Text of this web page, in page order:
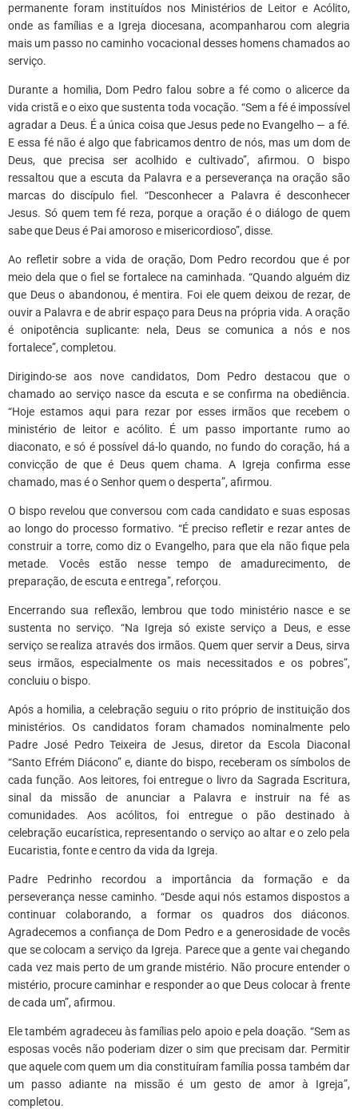
permanente foram instituídos nos Ministérios de Leitor e Acólito,
onde as famílias e a Igreja diocesana, acompanharou com alegria
mais um passo no caminho vocacional desses homens chamados ao
serviço.
Durante a homilia, Dom Pedro falou sobre a fé como o alicerce da
vida cristã e o eixo que sustenta toda vocação. “Sem a fé é impossível
agradar a Deus. É a única coisa que Jesus pede no Evangelho — a fé.
E essa fé não é algo que fabricamos dentro de nós, mas um dom de
Deus, que precisa ser acolhido e cultivado”, afirmou. O bispo
ressaltou que a escuta da Palavra e a perseverança na oração são
marcas do discípulo fiel. “Desconhecer a Palavra é desconhecer
Jesus. Só quem tem fé reza, porque a oração é o diálogo de quem
sabe que Deus é Pai amoroso e misericordioso”, disse.
Ao refletir sobre a vida de oração, Dom Pedro recordou que é por
meio dela que o fiel se fortalece na caminhada. “Quando alguém diz
que Deus o abandonou, é mentira. Foi ele quem deixou de rezar, de
ouvir a Palavra e de abrir espaço para Deus na própria vida. A oração
é onipotência suplicante: nela, Deus se comunica a nós e nos
fortalece”, completou.
Dirigindo-se aos nove candidatos, Dom Pedro destacou que o
chamado ao serviço nasce da escuta e se confirma na obediência.
“Hoje estamos aqui para rezar por esses irmãos que recebem o
ministério de leitor e acólito. É um passo importante rumo ao
diaconato, e só é possível dá-lo quando, no fundo do coração, há a
convicção de que é Deus quem chama. A Igreja confirma esse
chamado, mas é o Senhor quem o desperta”, afirmou.
O bispo revelou que conversou com cada candidato e suas esposas
ao longo do processo formativo. “É preciso refletir e rezar antes de
construir a torre, como diz o Evangelho, para que ela não fique pela
metade. Vocês estão nesse tempo de amadurecimento, de
preparação, de escuta e entrega”, reforçou.
Encerrando sua reflexão, lembrou que todo ministério nasce e se
sustenta no serviço. “Na Igreja só existe serviço a Deus, e esse
serviço se realiza através dos irmãos. Quem quer servir a Deus, sirva
seus irmãos, especialmente os mais necessitados e os pobres”,
concluiu o bispo.
Após a homilia, a celebração seguiu o rito próprio de instituição dos
ministérios. Os candidatos foram chamados nominalmente pelo
Padre José Pedro Teixeira de Jesus, diretor da Escola Diaconal
“Santo Efrém Diácono” e, diante do bispo, receberam os símbolos de
cada função. Aos leitores, foi entregue o livro da Sagrada Escritura,
sinal da missão de anunciar a Palavra e instruir na fé as
comunidades. Aos acólitos, foi entregue o pão destinado à
celebração eucarística, representando o serviço ao altar e o zelo pela
Eucaristia, fonte e centro da vida da Igreja.
Padre Pedrinho recordou a importância da formação e da
perseverança nesse caminho. “Desde aqui nós estamos dispostos a
continuar colaborando, a formar os quadros dos diáconos.
Agradecemos a confiança de Dom Pedro e a generosidade de vocês
que se colocam a serviço da Igreja. Parece que a gente vai chegando
cada vez mais perto de um grande mistério. Não procure entender o
mistério, procure caminhar e responder ao que Deus colocar à frente
de cada um”, afirmou.
Ele também agradeceu às famílias pelo apoio e pela doação. “Sem as
esposas vocês não poderiam dizer o sim que precisam dar. Permitir
que aquele com quem um dia constituíram família possa também dar
um passo adiante na missão é um gesto de amor à Igreja”,
completou.